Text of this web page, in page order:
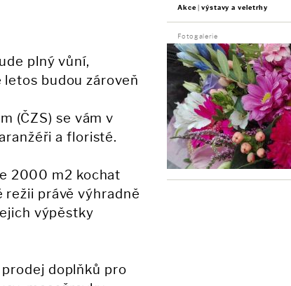
plný vůní,
budou zároveň
(ČZS) se vám v
a floristé.
2000 m2 kochat
režii právě výhradně
výpěstky
doplňků pro
Akce výstavy a veletrhy
Fotogalerie